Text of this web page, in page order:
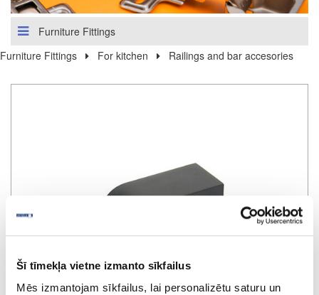
Šī tīmekļa vietne izmanto sīkfailus
Mēs izmantojam sīkfailus, lai personalizētu saturu un
Furniture Fittings
Furniture Fittings
For kitchen Railings and bar accesories